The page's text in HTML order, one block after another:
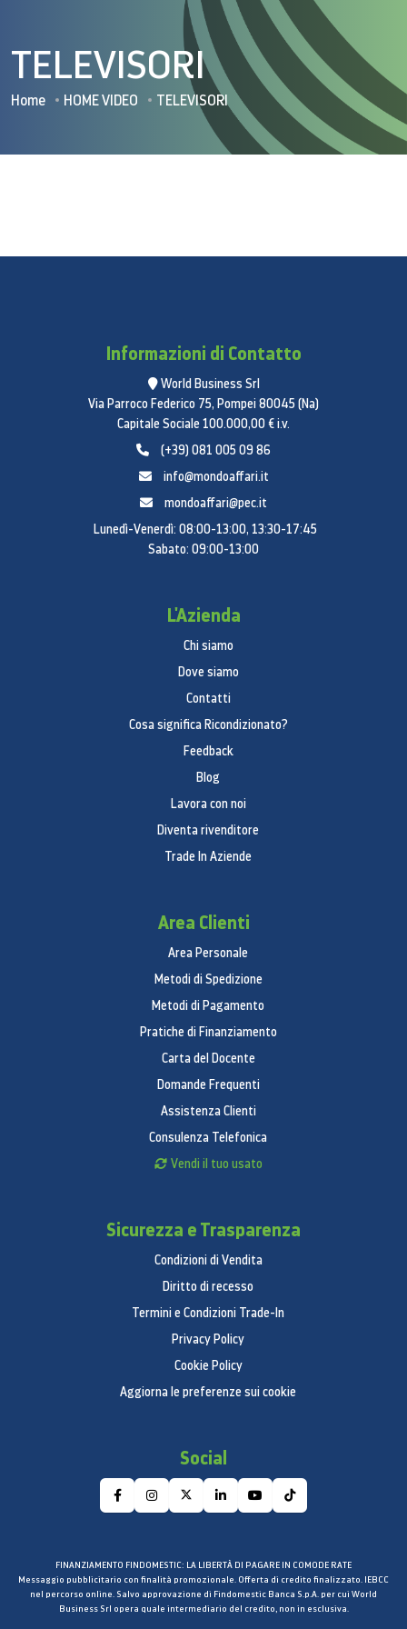
TELEVISORI
Home HOME VIDEO TELEVISORI
Informazioni di Contatto
World Business Srl
Via Parroco Federico 75, Pompei 80045 (Na)
Capitale Sociale 100.000,00 € i.v.
(+39) 081 005 09 86
info@mondoaffari.it
mondoaffari@pec.it
Lunedì-Venerdì: 08:00-13:00, 13:30-17:45
Sabato: 09:00-13:00
L'Azienda
Chi siamo
Dove siamo
Contatti
Cosa significa Ricondizionato?
Feedback
Blog
Lavora con noi
Diventa rivenditore
Trade In Aziende
Area Clienti
Area Personale
Metodi di Spedizione
Metodi di Pagamento
Pratiche di Finanziamento
Carta del Docente
Domande Frequenti
Assistenza Clienti
Consulenza Telefonica
Vendi il tuo usato
Sicurezza e Trasparenza
Condizioni di Vendita
Diritto di recesso
Termini e Condizioni Trade-In
Privacy Policy
Cookie Policy
Aggiorna le preferenze sui cookie
Social
FINANZIAMENTO FINDOMESTIC: LA LIBERTÀ DI PAGARE IN COMODE RATE
Messaggio pubblicitario con finalità promozionale. Offerta di credito finalizzato. IEBCC
nel percorso online. Salvo approvazione di Findomestic Banca S.p.A. per cui World
Business Srl opera quale intermediario del credito, non in esclusiva.